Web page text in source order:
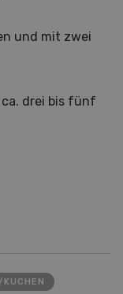
und mit zwei
drei bis fünf